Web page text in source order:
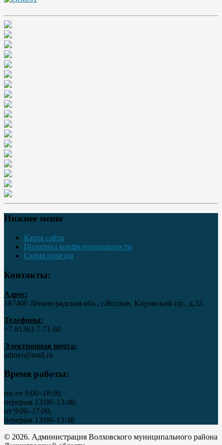
Нижнее меню
Карта сайта
Политика конфиденциальности
Схема проезда
Контакты:
Адрес:
187406 Ленинградская обл., г.Волхов, Кировский пр., д.32.
Телефоны:
+7 81363 7‑71-60
Электронная почта:
admvr@mail.ru
Время работы:
пн-чт 9:00–18:00,
перерыв 13:00–13:48;
пт 9:00–17:00,
перерыв 13:00–13:48
© 2026. Администрация Волховского муниципального района